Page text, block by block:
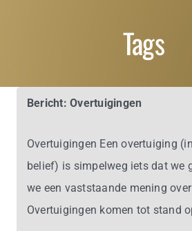
Tags
Bericht: Overtuigingen
Overtuigingen Een overtuiging
belief) is simpelweg iets dat we
we een vaststaande mening
Overtuigingen komen tot stand